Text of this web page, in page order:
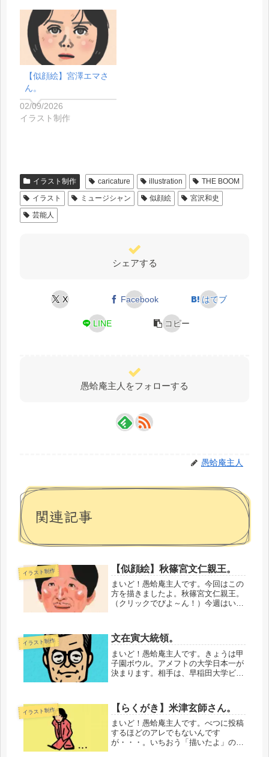
【似顔絵】宮澤エマさ
ん。
02/09/2026
イラスト制作
イラスト制作 caricature illustration
THE BOOM
イラスト
ミュージシャン 似顔絵
宮沢和史
芸能人
シェアする
X Facebook はてブ
LINE コピー
愚蛤庵主人をフォローする
愚蛤庵主人
関連記事
イラスト制作 【似顔絵】秋篠宮文仁親王。
まいど！愚蛤庵主人です。今回はこの
方を描きましたよ。秋篠宮文仁親王。
（クリックでびよ～ん！）今週はいっ
を重ねてゆきます。では、またいず
れ。愚蛤庵主人でした。
イラスト制作 文在寅大統領。
まいど！愚蛤庵主人です。きょうは甲
子園ボウル。アメフトの大学日本一が
決まります。相手は、早稲田大学ビッ
なにせ、大学創設者はあの大隈重信で
すからね。オオクマ！！とにかく、が
ん...
イラスト制作 【らくがき】米津玄師さん。
まいど！愚蛤庵主人です。べつに投稿
するほどのアレでもないんです
が・・・。いちおう「描いたよ」の記